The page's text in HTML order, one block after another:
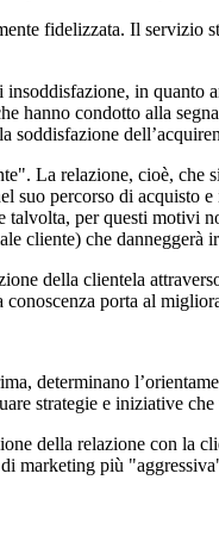
fidelizzata. Il
in
hanno condotto alla
soddisfazione
La relazione, cioè, che
suo percorso di acquisto
per questi motivi
cliente) che danneggerà
della clientela
porta al
determinano
strategie e iniziative
della relazione con la
marketing più